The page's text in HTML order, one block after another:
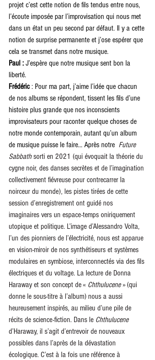
projet c’est cette notion de fils tendus entre nous,
l’écoute imposée par l’improvisation qui nous met
dans un état un peu second par défaut. Il y a cette
notion de surprise permanente et j’ose espérer que
cela se transmet dans notre musique.
Paul : J’espère que notre musique sent bon la
liberté.
Frédéric : Pour ma part, j’aime l’idée que chacun
de nos albums se répondent, tissent les fils d’une
histoire plus grande que nos inconscients
improvisateurs pour raconter quelque choses de
notre monde contemporain, autant qu’un album
de musique puisse le faire... Après notre Future
Sabbath sorti en 2021 (qui évoquait la théorie du
cygne noir, des danses secrètes et de l’imagination
collectivement fiévreuse pour contrecarrer la
noirceur du monde), les pistes tirées de cette
session d’enregistrement ont guidé nos
imaginaires vers un espace-temps oniriquement
utopique et politique. L’image d’Alessandro Volta,
l’un des pionniers de l’électricité, nous est apparue
en vision-miroir de nos synthétiseurs et systèmes
modulaires en symbiose, interconnectés via des fils
électriques et du voltage. La lecture de Donna
Haraway et son concept de « Chthulucene » (qui
donne le sous-titre à l’album) nous a aussi
heureusement inspirés, au milieu d’une pile de
récits de science-fiction. Dans le Chthulucene
d’Haraway, il s’agit d’entrevoir de nouveaux
possibles dans l’après de la dévastation
écologique. C’est à la fois une référence à